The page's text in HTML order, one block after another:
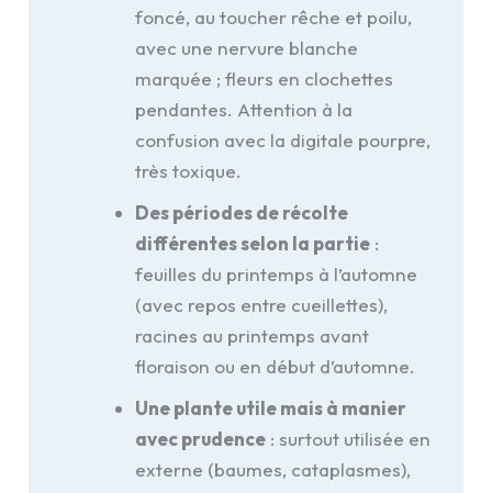
foncé, au toucher rêche et poilu,
avec une nervure blanche
marquée ; fleurs en clochettes
pendantes. Attention à la
confusion avec la digitale pourpre,
très toxique.
Des périodes de récolte
différentes selon la partie:
feuilles du printemps à l’automne
(avec repos entre cueillettes),
racines au printemps avant
floraison ou en début d’automne.
Une plante utile mais à manier
avec prudence: surtout utilisée en
externe (baumes, cataplasmes),